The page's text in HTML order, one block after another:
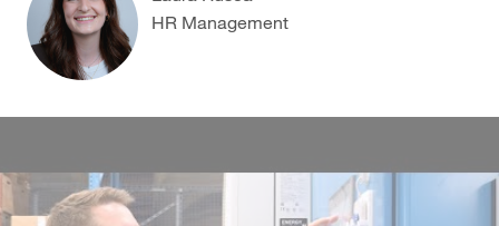
HR Management